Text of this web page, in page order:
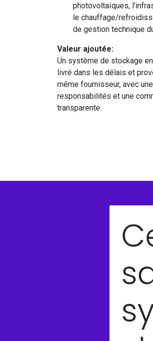
photovoltaïques,
le chauffage/
de gestion technique
Valeur ajoutée:
Un système de stockage
livré dans les délais et
même fournisseur, avec
responsabilités et une
transparente.